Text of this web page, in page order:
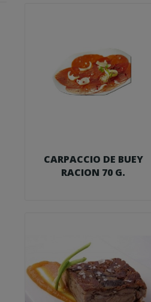
CARPACCIO DE BUEY
RACION 70 G.